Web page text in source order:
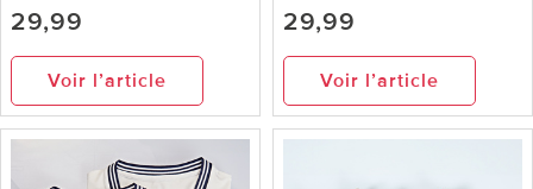
29,99
Voir l’article
29,99
Voir l’article